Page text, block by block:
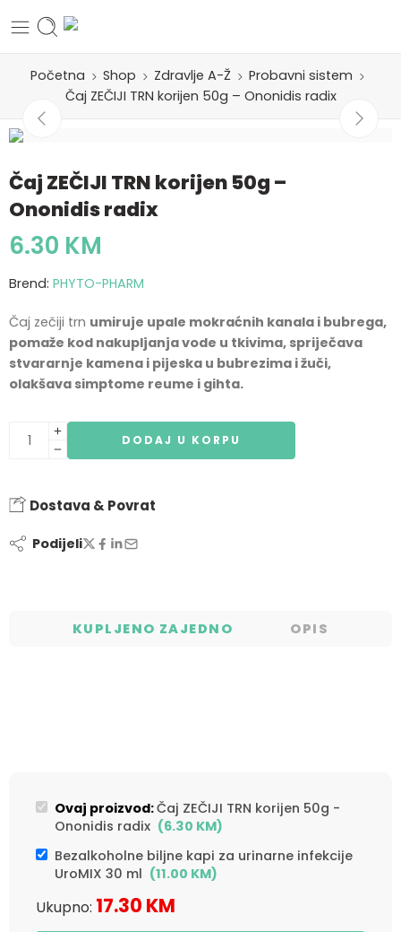
Početna Shop Zdravlje A-Ž
Probavni sistem
Čaj ZEČIJI TRN korijen 50g – Ononidis radix
Čaj ZEČIJI TRN korijen 50g –
Ononidis radix
6.30 KM
Brend: PHYTO-PHARM
Čaj zečiji trn umiruje upale mokraćnih kanala i bubrega,
pomaže kod nakupljanja vode u tkivima, spriječava
stvararnje kamena i pijeska u bubrezima i žuči,
olakšava simptome reume i gihta.
DODAJ U KORPU
Dostava & Povrat
Podijeli
KUPLJENO ZAJEDNO OPIS
Ovaj proizvod:Čaj ZEČIJI TRN korijen 50g -
Ononidis radix (6.30 KM)
Bezalkoholne biljne kapi za urinarne infekcije
UroMIX 30 ml (11.00 KM)
Ukupno: 17.30 KM